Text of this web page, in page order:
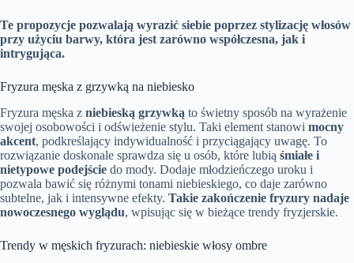
Te propozycje pozwalają wyrazić siebie poprzez stylizację włosów
przy użyciu barwy, która jest zarówno współczesna, jak i
intrygująca.
Fryzura męska z grzywką na niebiesko
Fryzura męska z niebieską grzywką to świetny sposób na wyrażenie
swojej osobowości i odświeżenie stylu. Taki element stanowi mocny
akcent, podkreślający indywidualność i przyciągający uwagę. To
rozwiązanie doskonale sprawdza się u osób, które lubią śmiałe i
nietypowe podejście do mody. Dodaje młodzieńczego uroku i
pozwala bawić się różnymi tonami niebieskiego, co daje zarówno
subtelne, jak i intensywne efekty. Takie zakończenie fryzury nadaje
nowoczesnego wyglądu, wpisując się w bieżące trendy fryzjerskie.
Trendy w męskich fryzurach: niebieskie włosy ombre